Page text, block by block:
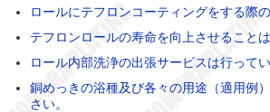
ロールにテフロンコーティングをする際
テフロンロールの寿命を向上させること
ロール内部洗浄の出張サービスは行ってい
銅めっきの浴種及び各々の用途（適用例
さい。